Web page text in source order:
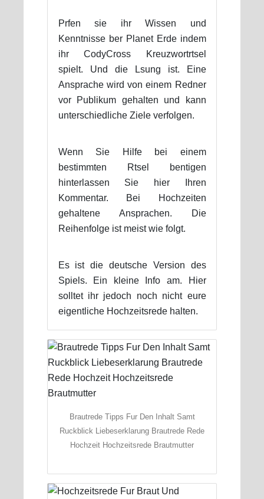
Prfen sie ihr Wissen und
Kenntnisse ber Planet Erde indem
ihr CodyCross Kreuzwortrtsel
spielt. Und die Lsung ist. Eine
Ansprache wird von einem Redner
vor Publikum gehalten und kann
unterschiedliche Ziele verfolgen.
Wenn Sie Hilfe bei einem
bestimmten Rtsel bentigen
hinterlassen Sie hier Ihren
Kommentar. Bei Hochzeiten
gehaltene Ansprachen. Die
Reihenfolge ist meist wie folgt.
Es ist die deutsche Version des
Spiels. Ein kleine Info am. Hier
solltet ihr jedoch noch nicht eure
eigentliche Hochzeitsrede halten.
Brautrede Tipps Fur Den Inhalt Samt
Ruckblick Liebeserklarung Brautrede Rede
Hochzeit Hochzeitsrede Brautmutter